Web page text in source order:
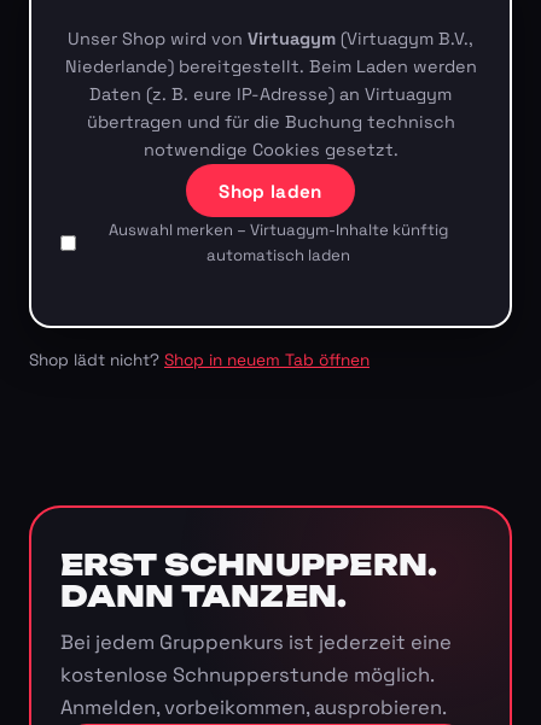
Unser Shop wird von Virtuagym (Virtuagym B.V.,
Niederlande) bereitgestellt. Beim Laden werden
Daten (z. B. eure IP-Adresse) an Virtuagym
übertragen und für die Buchung technisch
notwendige Cookies gesetzt.
Shop laden
Auswahl merken – Virtuagym-Inhalte künftig
automatisch laden
Shop lädt nicht? Shop in neuem Tab öffnen
ERST SCHNUPPERN.
DANN TANZEN.
Bei jedem Gruppenkurs ist jederzeit eine
kostenlose Schnupperstunde möglich.
Anmelden, vorbeikommen, ausprobieren.